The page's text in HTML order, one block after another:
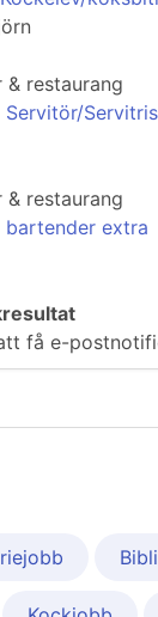
restaurang
Servitör/Servitris
restaurang
bartender extra
få e-